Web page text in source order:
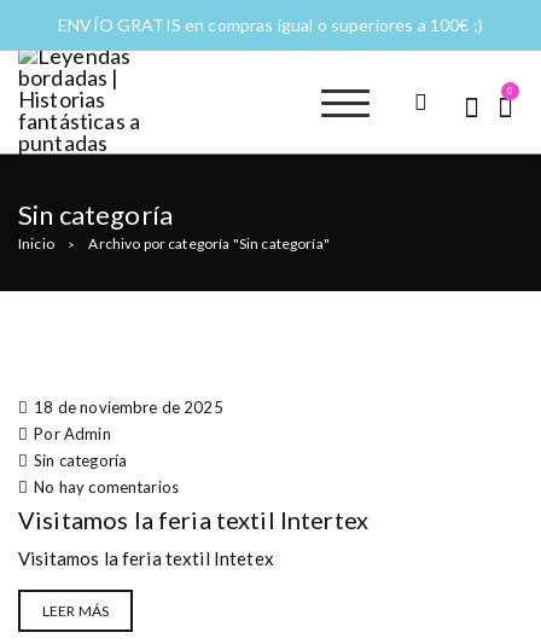
ENVÍO GRATIS en compras igual o superiores a 100€ ;)
Historias
fantásticas a
puntadas
0
Sin categoría
Inicio > Archivo por categoría "Sin categoría"
18 de noviembre de 2025
Por Admin
Sin categoría
No hay comentarios
Visitamos la feria textil Intertex
Visitamos la feria textil Intetex
LEER MÁS